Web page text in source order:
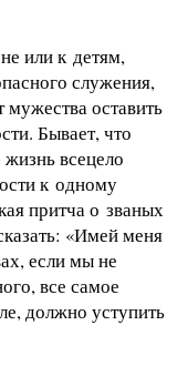
или к детям,
служения,
оставить
Бывает, что
всецело
к одному
притча о званых
«Имей меня
если мы не
все самое
должно уступить